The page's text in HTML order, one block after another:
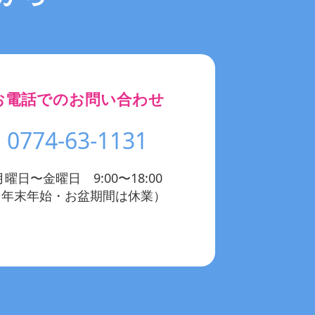
電話でのお問い合わせ
0774-63-1131
曜日〜金曜日 9:00〜18:00
末年始・お盆期間は休業）